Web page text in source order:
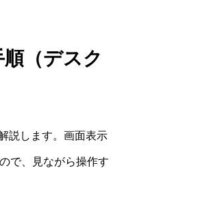
（デスク
説します。画面表示
で、見ながら操作す